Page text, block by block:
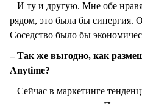
– И ту и другую. Мне обе
рядом, это была бы синергия.
Соседство было бы
– Так же выгодно, как
Anytime?
– Сейчас в маркетинге